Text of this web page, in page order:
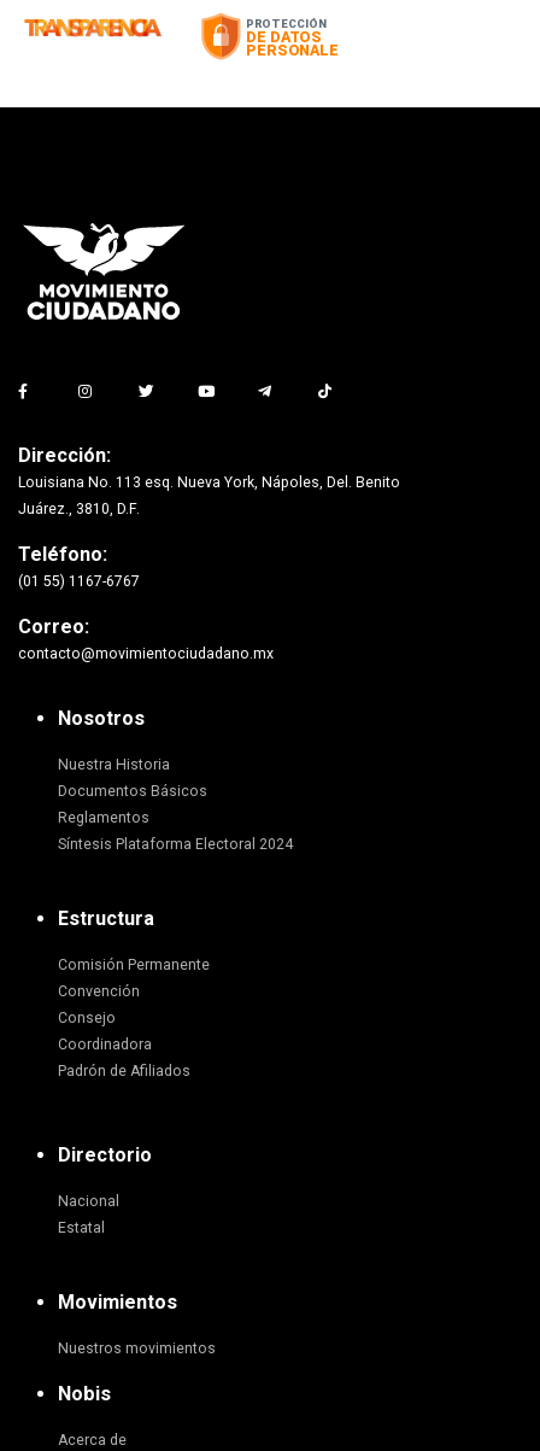
Dirección:
Louisiana No. 113 esq. Nueva York, Nápoles, Del. Benito
Juárez., 3810, D.F.
Teléfono:
(01 55) 1167-6767
Correo:
contacto@movimientociudadano.mx
Nosotros
Nuestra Historia
Documentos Básicos
Reglamentos
Síntesis Plataforma Electoral 2024
Estructura
Comisión Permanente
Convención
Consejo
Coordinadora
Padrón de Afiliados
Directorio
Nacional
Estatal
Movimientos
Nuestros movimientos
Nobis
Acerca de